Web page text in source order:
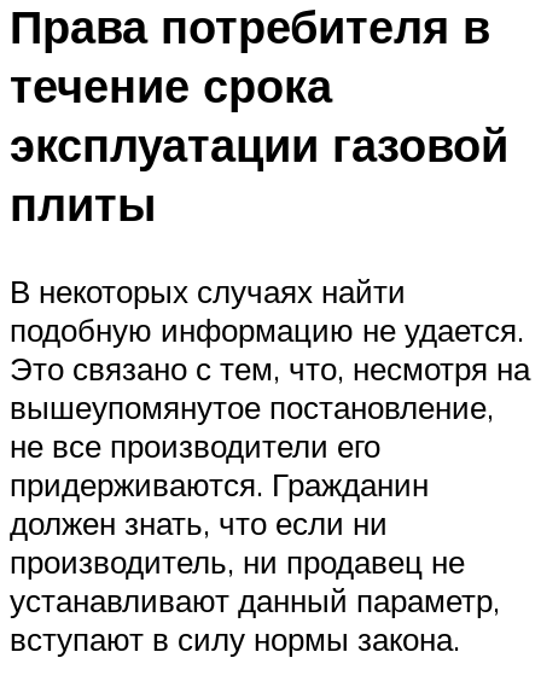
Права потребителя в
течение срока
эксплуатации газовой
плиты
В некоторых случаях найти
подобную информацию не удается.
Это связано с тем, что, несмотря на
вышеупомянутое постановление,
не все производители его
придерживаются. Гражданин
должен знать, что если ни
производитель, ни продавец не
устанавливают данный параметр,
вступают в силу нормы закона.